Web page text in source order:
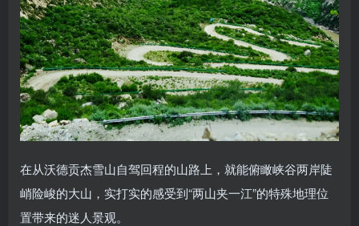
在从沃德贡杰雪山自驾回程的山路上，就能俯瞰峡谷两岸陡
峭险峻的大山，实打实的感受到“两山夹一江”的特殊地理位
置带来的迷人景观。